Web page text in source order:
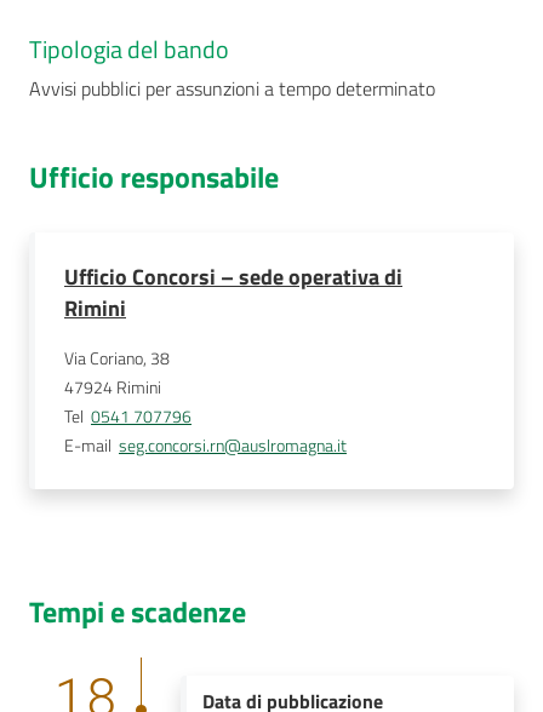
Tipologia del bando
Avvisi pubblici per assunzioni a tempo determinato
Ufficio responsabile
Ufficio Concorsi – sede operativa di
Rimini
Via Coriano, 38
47924Rimini
Tel 0541 707796
E-mail seg.concorsi.rn@auslromagna.it
Tempi e scadenze
18 Data di pubblicazione